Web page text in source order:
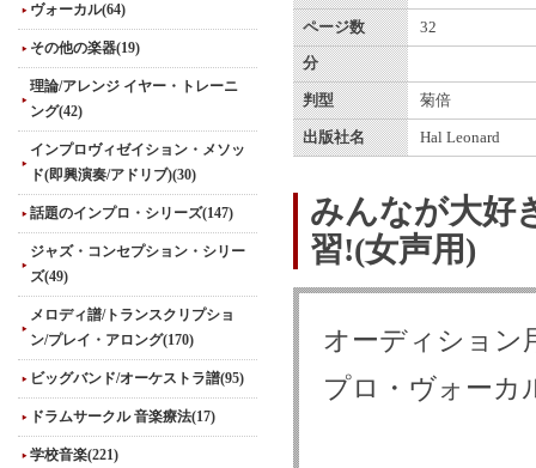
ヴォーカル(64)
その他の楽器(19)
理論/アレンジ イヤー・トレーニ
ング(42)
インプロヴィゼイション・メソッ
ド(即興演奏/アドリブ)(30)
話題のインプロ・シリーズ(147)
ジャズ・コンセプション・シリー
ズ(49)
メロディ譜/トランスクリプショ
ン/プレイ・アロング(170)
ビッグバンド/オーケストラ譜(95)
ドラムサークル 音楽療法(17)
学校音楽(221)
ページ数 32
分
判型 菊倍
出版社名 Hal Leonard
みんなが大好
習!(女声用)
オーディション
プロ・ヴォーカ